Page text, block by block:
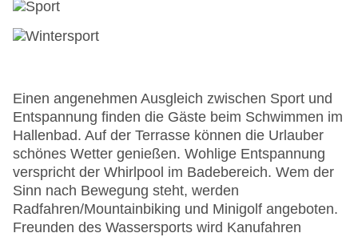
Einen angenehmen Ausgleich zwischen Sport und
Entspannung finden die Gäste beim Schwimmen im
Hallenbad. Auf der Terrasse können die Urlauber
schönes Wetter genießen. Wohlige Entspannung
verspricht der Whirlpool im Badebereich. Wem der
Sinn nach Bewegung steht, werden
Radfahren/Mountainbiking und Minigolf angeboten.
Freunden des Wassersports wird Kanufahren